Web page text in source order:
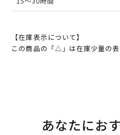
【在庫表示について】
この商品の「△」は在庫少量の表
あなたにお